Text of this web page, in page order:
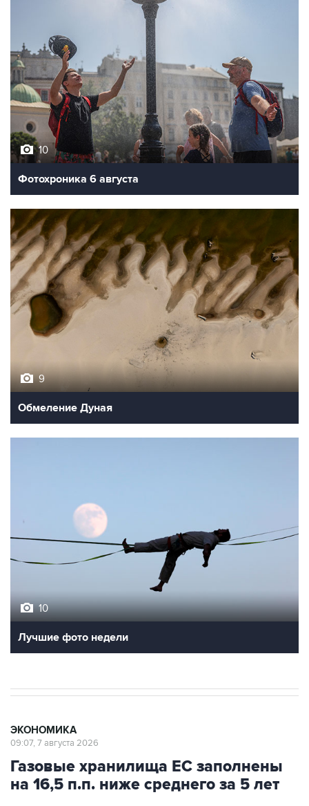
10
Фотохроника 6 августа
9
Обмеление Дуная
10
Лучшие фото недели
ЭКОНОМИКА
09:07, 7 августа 2026
Газовые хранилища ЕС заполнены
на 16,5 п.п. ниже среднего за 5 лет